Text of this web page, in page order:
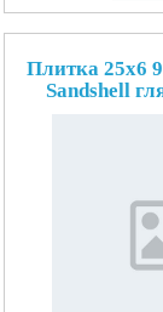
Плитка 25x6
Sandshell